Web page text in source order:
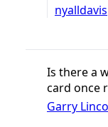
nyalldavis
Is there a
card once
Garry